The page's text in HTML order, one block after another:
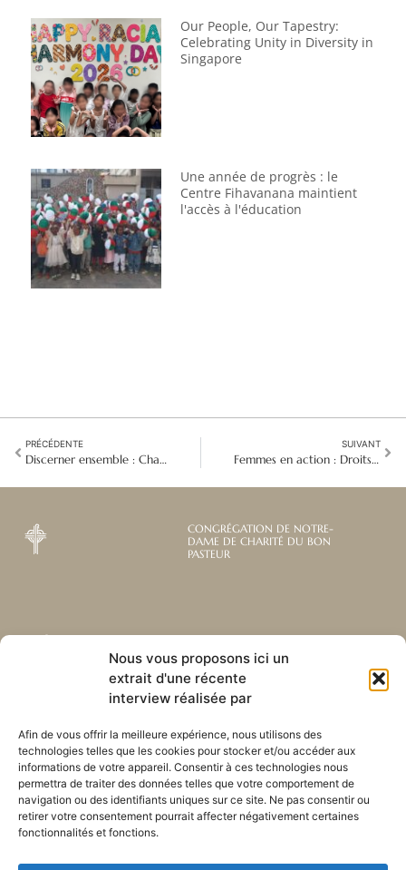
Nous vous proposons ici un
extrait d'une récente
interview réalisée par
Afin de vous offrir la meilleure expérience, nous utilisons des
technologies telles que les cookies pour stocker et/ou accéder aux
informations de votre appareil. Consentir à ces technologies nous
permettra de traiter des données telles que votre comportement de
navigation ou des identifiants uniques sur ce site. Ne pas consentir ou
retirer votre consentement pourrait affecter négativement certaines
fonctionnalités et fonctions.
Our People, Our Tapestry:
Celebrating Unity in Diversity in
Singapore
Une année de progrès : le
Centre Fihavanana maintient
l'accès à l'éducation
PRÉCÉDENTE
Discerner ensemble : Chapitre provincial Bolivie/Chili
SUIVANT
Femmes en action : Droits, santé et solidarité à Madagascar
CONGRÉGATION DE NOTRE-
DAME DE CHARITÉ DU BON
PASTEUR
Abonnez-vous à notre
newsletter mensuelle
Recevez les dernières nouvelles
nos ministères à travers le monde.
S'ABONNER
Liens utiles
Envoyez-nous votre
Plan du site